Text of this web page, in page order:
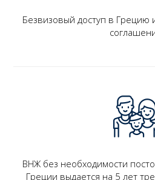
Безвизовый доступ в Грецию
ВНЖ без необходимости
Греции выдается на 5 лет